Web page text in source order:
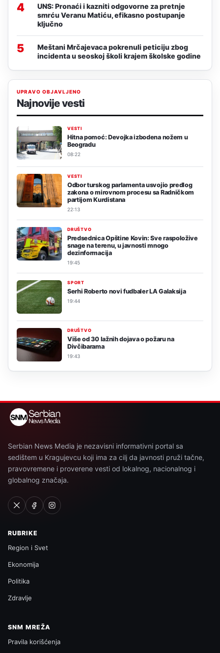
4
UNS: Pronaći i kazniti odgovorne za pretnje
smrću Veranu Matiću, efikasno postupanje
ključno
5
Meštani Mrčajevaca pokrenuli peticiju zbog
incidenta u seoskoj školi krajem školske godine
UPRAVO OBJAVLJENO
Najnovije vesti
VESTI
Hitna pomoć: Devojka izbodena nožem u
Beogradu
08:22
VESTI
Odbor turskog parlamenta usvojio predlog
zakona o mirovnom procesu sa Radničkom
partijom Kurdistana
22:13
DRUŠTVO
Predsednica Opštine Kovin: Sve raspoložive
snage na terenu, u javnosti mnogo
dezinformacija
19:45
SPORT
Serhi Roberto novi fudbaler LA Galaksija
19:44
DRUŠTVO
Više od 30 lažnih dojava o požaru na
Divčibarama
19:43
Serbian News Media je nezavisni informativni portal sa
sedištem u Kragujevcu koji ima za cilj da javnosti pruži tačne,
pravovremene i proverene vesti od lokalnog, nacionalnog i
globalnog značaja.
RUBRIKE
Region i Svet
Ekonomija
Politika
Zdravlje
SNM MREŽA
Pravila korišćenja